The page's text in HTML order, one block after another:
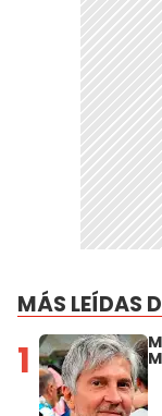
MÁS LEÍDAS
1